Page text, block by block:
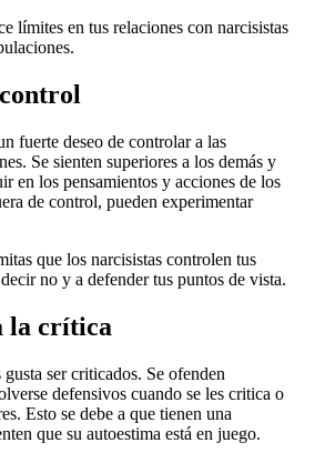
límites en tus relaciones con narcisistas
fuerte deseo de controlar a las
Se sienten superiores a los demás y
en los pensamientos y acciones de los
de control, pueden experimentar
que los narcisistas controlen tus
no y a defender tus puntos de vista.
la crítica
ser criticados. Se ofenden
defensivos cuando se les critica o
Esto se debe a que tienen una
que su autoestima está en juego.